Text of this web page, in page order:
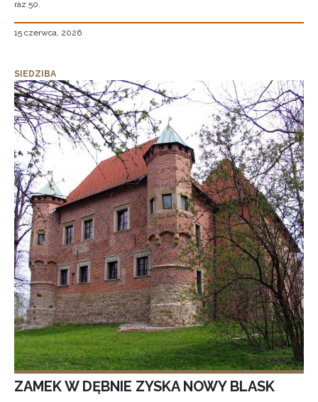
raz 50.
15 czerwca, 2026
SIEDZIBA
ZAMEK W DĘBNIE ZYSKA NOWY BLASK